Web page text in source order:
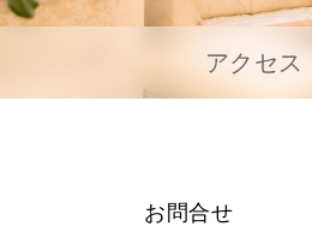
アクセス
お問合せ